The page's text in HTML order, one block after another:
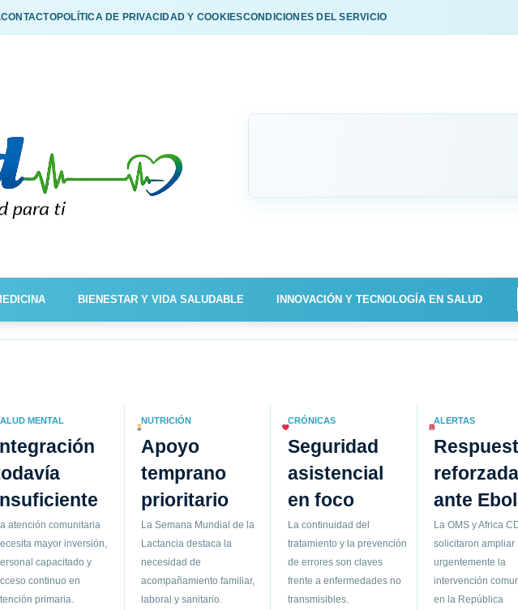
CONTACTOPOLÍTICA DE PRIVACIDAD Y COOKIESCONDICIONES DEL SERVICIO
BIENESTAR Y VIDA SALUDABLE INNOVACIÓN Y TECNOLOGÍA EN SALUD
MENTAL
atención comunitaria
mayor inversión,
capacitado y
continuo en
primaria.
NUTRICIÓN
Apoyo
temprano
prioritario
La Semana Mundial de la
Lactancia destaca la
necesidad de
acompañamiento familiar,
laboral y sanitario.
CRÓNICAS
Seguridad
asistencial
en foco
La continuidad del
tratamiento y la prevención
de errores son claves
frente a enfermedades no
transmisibles.
ALERTAS
reforzada
ante
La OMS y Africa
solicitaron ampliar
urgentemente la
intervención
en la República